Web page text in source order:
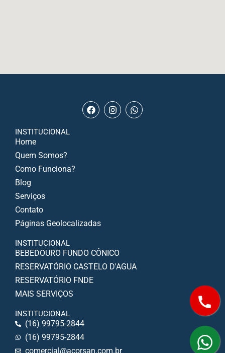
INSTITUCIONAL
Home
Quem Somos?
Como Funciona?
Blog
Serviços
Contato
Páginas Geolocalizadas
INSTITUCIONAL
BEBEDOURO FUNDO CÔNICO
RESERVATÓRIO CASTELO D'AGUA
RESERVATÓRIO FNDE
MAIS SERVIÇOS
INSTITUCIONAL
(16) 99795-2844
(16) 99795-2844
comercial@acorsan.com.br